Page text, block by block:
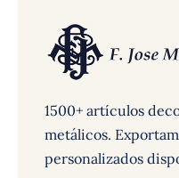
1500+ artículos
metálicos.
personalizados